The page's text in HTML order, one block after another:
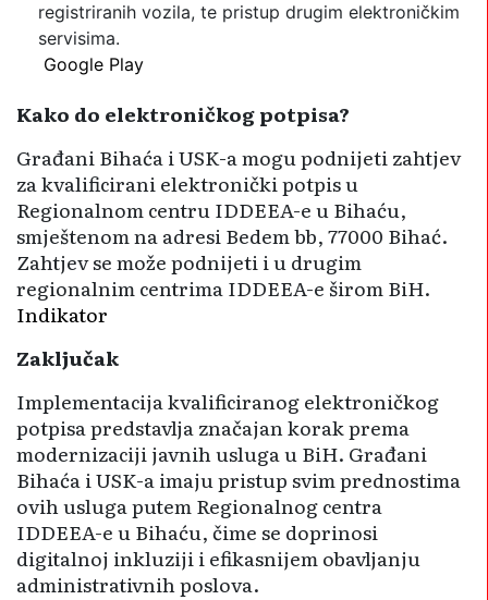
registriranih vozila, te pristup drugim elektroničkim
servisima.
Google Play
Kako do elektroničkog potpisa?
Građani Bihaća i USK-a mogu podnijeti zahtjev
za kvalificirani elektronički potpis u
Regionalnom centru IDDEEA-e u Bihaću,
smještenom na adresi Bedem bb, 77000 Bihać.
Zahtjev se može podnijeti i u drugim
regionalnim centrima IDDEEA-e širom BiH.
Indikator
Zaključak
Implementacija kvalificiranog elektroničkog
potpisa predstavlja značajan korak prema
modernizaciji javnih usluga u BiH. Građani
Bihaća i USK-a imaju pristup svim prednostima
ovih usluga putem Regionalnog centra
IDDEEA-e u Bihaću, čime se doprinosi
digitalnoj inkluziji i efikasnijem obavljanju
administrativnih poslova.